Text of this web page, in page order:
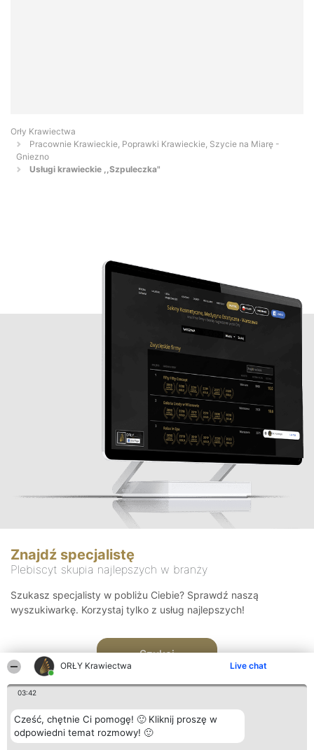
ORŁY Krawiectwa Live chat
03:42
Cześć, chętnie Ci pomogę! 🙂 Kliknij proszę w
odpowiedni temat rozmowy! 🙂
Orły Krawiectwa
Pracownie Krawieckie, Poprawki Krawieckie, Szycie na Miarę -
Gniezno
Usługi krawieckie ,,Szpuleczka"
Znajdź specjalistę
Plebiscyt skupia najlepszych w branży
Szukasz specjalisty w pobliżu Ciebie? Sprawdź naszą
wyszukiwarkę. Korzystaj tylko z usług najlepszych!
Szukaj